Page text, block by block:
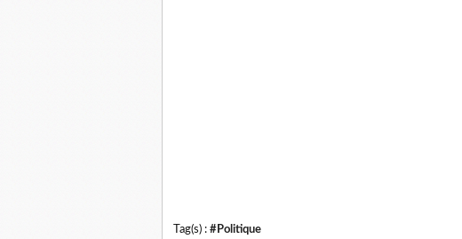
Tag(s) : #Politique